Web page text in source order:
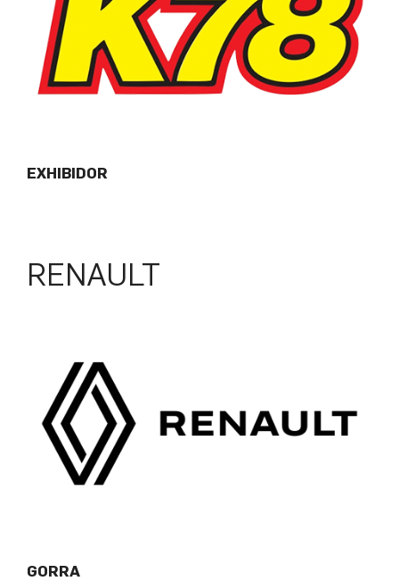
EXHIBIDOR
RENAULT
GORRA